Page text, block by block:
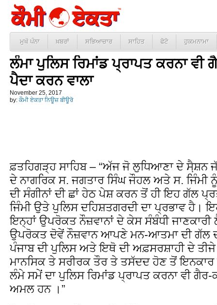
ਮੁਖੱ ਪੰਨਾ ਖ਼ਬਰਾਂ ਸਭਿਆਚਾਰ ਸਾਹਿਤ ਫੋਟੋ ਹੁਕਮਨਾਮਾ
ਲੰਮਾ ਪੁਲਿਸ ਰਿਮਾਂਡ ਪ੍ਰਾਪਤ ਕਰਨਾ ਵੀ
ਪੈਦਾ ਕਰਨ ਵਾਲਾ
November 25, 2017
by: ਕੌਮੀ ਏਕਤਾ ਨਿਊਜ਼ ਬੀਊਰੋ
ਫ਼ਤਹਿਗੜ੍ਹ ਸਾਹਿਬ – “ਅੱਜ ਜੋ ਲੁਧਿਆਣਾ ਦੇ ਸੈ਼ਸ਼ਨ
ਦੇ ਨਾਗਰਿਕ ਸ. ਜਗਤਾਰ ਸਿੰਘ ਜੌਹਲ ਅਤੇ ਸ.
ਦੀ ਸੰਗੀਨਾਂ ਦੀ ਛਾਂ ਹੇਠ ਪੇਸ਼ ਕਰਨ ਤੋਂ ਹੀ ਇਹ ਗੱਲ
ਜਿੰਮੀ ਉਤੇ ਪੁਲਿਸ ਦਹਿਸ਼ਤਗਰਦੀ ਦਾ ਪ੍ਰਭਾਵ ਹੈ।
ਇਨ੍ਹਾਂ ਉਪਰੋਕਤ ਨੌਜ਼ਵਾਨਾਂ ਦੇ ਕੇਸ ਸੰਬੰਧੀ
ਉਪਰੋਕਤ ਦੋਵੇਂ ਨੌਜ਼ਵਾਨ ਆਪਣੇ ਮਨ-ਆਤਮਾ ਦੀ ਗੱਲ
ਪੰਜਾਬ ਦੀ ਪੁਲਿਸ ਅਤੇ ਇਥੋ ਦੀ ਅਫ਼ਸਰਸ਼ਾਹੀ ਦੇ
ਮਾਨਸਿਕ ਤੇ ਸਰੀਰਕ ਤੌਰ ਤੇ ਤਸੱਦਦ ਹੋਣ ਤੋਂ ਇਨਕਾਰ
ਲੰਮੇ ਸਮੇਂ ਦਾ ਪੁਲਿਸ ਰਿਮਾਂਡ ਪ੍ਰਾਪਤ ਕਰਨਾ ਵੀ
ਅਮਲ ਹਨ ।”